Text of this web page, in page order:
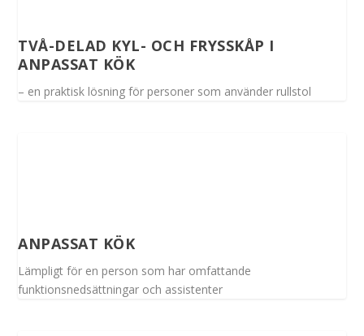
TVÅ-DELAD KYL- OCH FRYSSKÅP I
ANPASSAT KÖK
– en praktisk lösning för personer som använder rullstol
ANPASSAT KÖK
Lämpligt för en person som har omfattande
funktionsnedsättningar och assistenter